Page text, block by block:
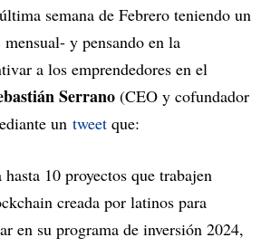
semana de Febrero teniendo un
y pensando en la
a los emprendedores en el
Serrano (CEO y cofundador
un tweet que:
hasta 10 proyectos que trabajen
creada por latinos para
en su programa de inversión 2024,